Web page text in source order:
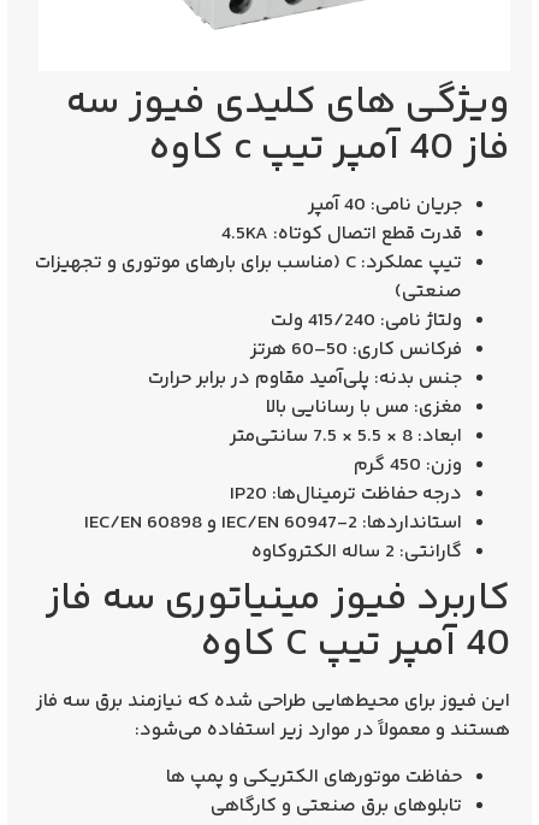
ویژگی‌ های کلیدی فیوز سه
فاز 40 آمپر تیپ c کاوه
جریان نامی: 40 آمپر
قدرت قطع اتصال کوتاه: 4.5KA
تیپ عملکرد: C (مناسب برای بارهای موتوری و تجهیزات
صنعتی)
ولتاژ نامی: 415/240 ولت
فرکانس کاری: 50–60 هرتز
جنس بدنه: پلی‌آمید مقاوم در برابر حرارت
مغزی: مس با رسانایی بالا
ابعاد: 8 × 5.5 × 7.5 سانتی‌متر
وزن: 450 گرم
درجه حفاظت ترمینال‌ها: IP20
استانداردها: IEC/EN 60947-2 و IEC/EN 60898
گارانتی: 2 ساله الکتروکاوه
کاربرد فیوز مینیاتوری سه فاز
40 آمپر تیپ C کاوه
این فیوز برای محیط‌هایی طراحی شده که نیازمند برق سه فاز
هستند و معمولاً در موارد زیر استفاده می‌شود:
حفاظت موتورهای الکتریکی و پمپ‌ ها
تابلوهای برق صنعتی و کارگاهی